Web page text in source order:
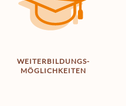
WEITERBILDUNGS­­
MÖGLICHKEITEN